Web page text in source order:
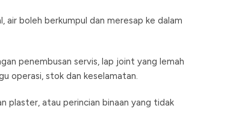
boleh berkumpul dan meresap ke dalam
penembusan servis, lap joint yang lemah
operasi, stok dan keselamatan.
plaster, atau perincian binaan yang tidak